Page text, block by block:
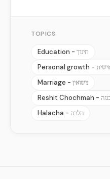
TOPICS
Education - חינוך
Personal growth -
Marriage - נישואין
Reshit Chochmah -
Halacha - הלכה